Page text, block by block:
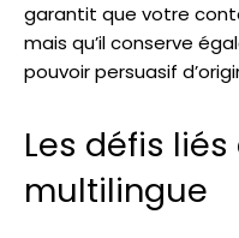
garantit que votre
mais qu’il conserve
pouvoir persuasif
Les défis
multilingue